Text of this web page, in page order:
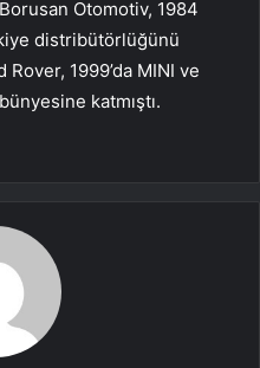
Otomotiv, 1984
distribütörlüğünü
1999’da MINI ve
katmıştı.